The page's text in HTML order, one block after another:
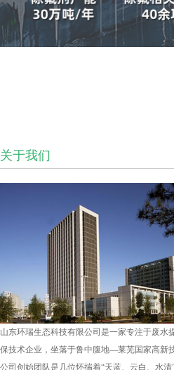
关于我们
山东环瑞生态科技有限公司是一家专注于废水
保技术企业，坐落于鲁中腹地—莱芜国家高新
公司创始团队是几位怀揣着“天蓝、云白、水清